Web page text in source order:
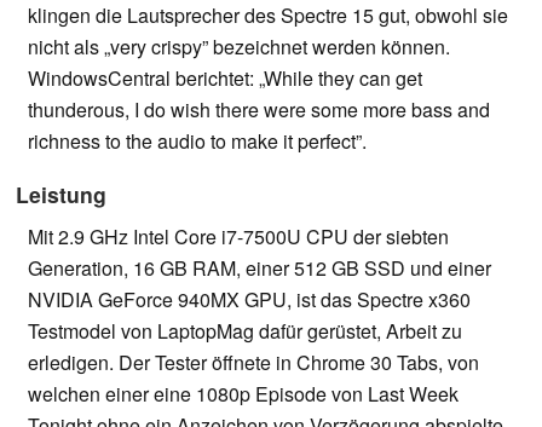
klingen die Lautsprecher des Spectre 15 gut, obwohl sie
nicht als „very crispy” bezeichnet werden können.
WindowsCentral berichtet: „While they can get
thunderous, I do wish there were some more bass and
richness to the audio to make it perfect”.
Leistung
Mit 2.9 GHz Intel Core i7-7500U CPU der siebten
Generation, 16 GB RAM, einer 512 GB SSD und einer
NVIDIA GeForce 940MX GPU, ist das Spectre x360
Testmodel von LaptopMag dafür gerüstet, Arbeit zu
erledigen. Der Tester öffnete in Chrome 30 Tabs, von
welchen einer eine 1080p Episode von Last Week